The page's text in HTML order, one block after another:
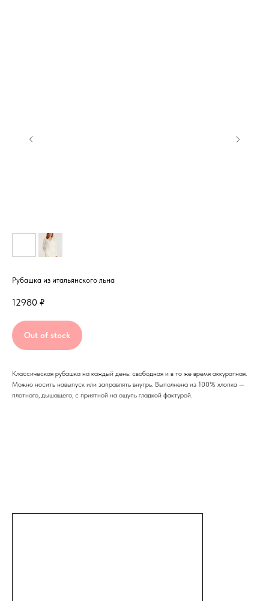
Рубашка из итальянского льна
12980 ₽
Out of stock
Классическая рубашка на каждый день: свободная и в то же время аккуратная.
Можно носить навыпуск или заправлять внутрь. Выполнена из 100% хлопка —
плотного, дышащего, с приятной на ощупь гладкой фактурой.